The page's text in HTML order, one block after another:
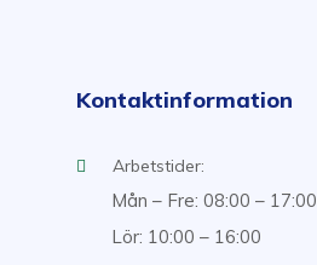
Kontaktinformation
Arbetstider:
Mån – Fre: 08:00 – 17:00
Lör: 10:00 – 16:00